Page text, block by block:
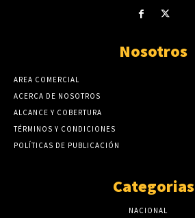
Nosotros
AREA COMERCIAL
ACERCA DE NOSOTROS
ALCANCE Y COBERTURA
TÉRMINOS Y CONDICIONES
POLÍTICAS DE PUBLICACIÓN
Categorias
NACIONAL